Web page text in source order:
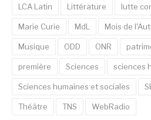
LCA Latin Littérature lutte
Marie Curie MdL Mois de
Musique ODD ONR
première Sciences sciences
Sciences humaines et sociales
Théâtre TNS WebRadio